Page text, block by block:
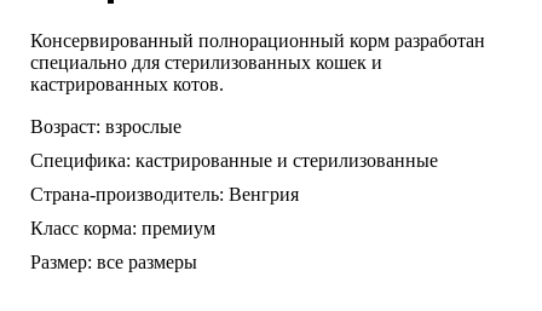
Консервированный полнорационный корм разработан
специально для стерилизованных кошек и
кастрированных котов.
Возраст: взрослые
Специфика: кастрированные и стерилизованные
Страна-производитель: Венгрия
Класс корма: премиум
Размер: все размеры